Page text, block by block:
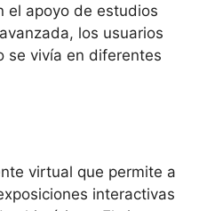
el apoyo de estudios
los usuarios
se vivía en diferentes
virtual que permite a
interactivas